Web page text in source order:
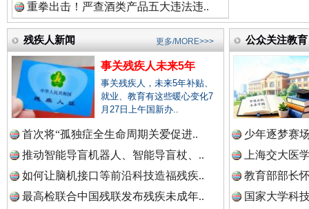
一枚“钉子”竟然扎入要害部门
重拳出击！严查酒类产品五大违法违..
残疾人新闻
事关残疾人未来5年
事关残疾人，未来5年补贴、
就业、教育有这些暖心变化7
月27日上午国新办..
首次将“孤独症全生命周期关爱促进..
推动智能导盲机器人、智能导盲杖、..
如何让脑机接口等前沿科技造福残疾..
最高检联合中国残联发布残疾未成年..
更多/MORE>>> 公众关注教育
少年逐梦赛
上海交大医
教育部部长
国家大学科